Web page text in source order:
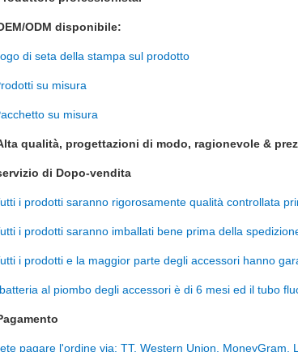
ODM disponibile:
di seta della stampa sul prodotto
su misura
su misura
qualità, progettazioni di modo, ragionevole &
di Dopo-vendita
i prodotti saranno rigorosamente qualità controllata
i prodotti saranno imballati bene prima della
i prodotti e la maggior parte degli accessori hanno
al piombo degli accessori è di 6 mesi ed il tubo
pagare l'ordine via: TT, Western Union, MoneyGram,